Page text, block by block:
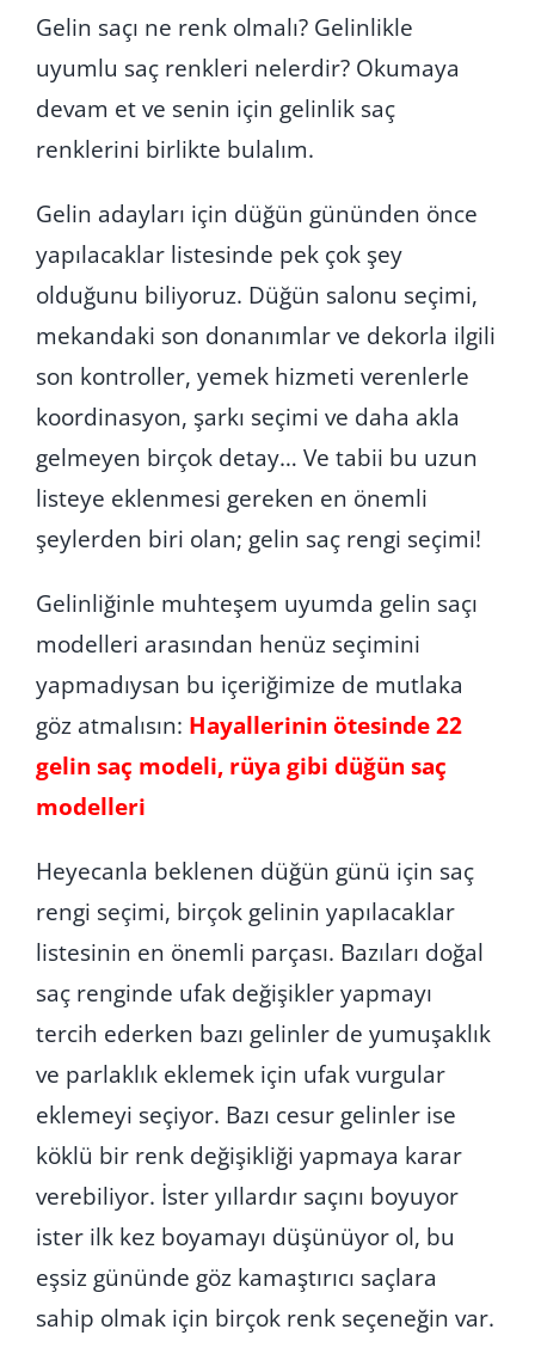
Gelin saçı ne renk olmalı? Gelinlikle
uyumlu saç renkleri nelerdir? Okumaya
devam et ve senin için gelinlik saç
renklerini birlikte bulalım.
Gelin adayları için düğün gününden önce
yapılacaklar listesinde pek çok şey
olduğunu biliyoruz. Düğün salonu seçimi,
mekandaki son donanımlar ve dekorla ilgili
son kontroller, yemek hizmeti verenlerle
koordinasyon, şarkı seçimi ve daha akla
gelmeyen birçok detay… Ve tabii bu uzun
listeye eklenmesi gereken en önemli
şeylerden biri olan; gelin saç rengi seçimi!
Gelinliğinle muhteşem uyumda gelin saçı
modelleri arasından henüz seçimini
yapmadıysan bu içeriğimize de mutlaka
göz atmalısın: Hayallerinin ötesinde 22
gelin saç modeli, rüya gibi düğün saç
modelleri
Heyecanla beklenen düğün günü için saç
rengi seçimi, birçok gelinin yapılacaklar
listesinin en önemli parçası. Bazıları doğal
saç renginde ufak değişikler yapmayı
tercih ederken bazı gelinler de yumuşaklık
ve parlaklık eklemek için ufak vurgular
eklemeyi seçiyor. Bazı cesur gelinler ise
köklü bir renk değişikliği yapmaya karar
verebiliyor. İster yıllardır saçını boyuyor
ister ilk kez boyamayı düşünüyor ol, bu
eşsiz gününde göz kamaştırıcı saçlara
sahip olmak için birçok renk seçeneğin var.